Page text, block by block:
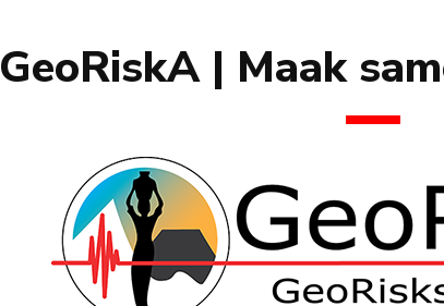
GeoRiskA | Maak